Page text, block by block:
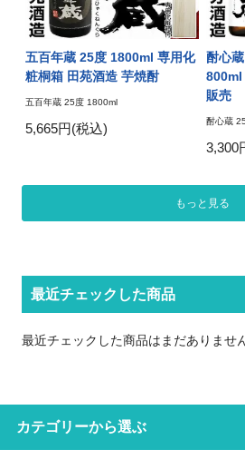
五百年蔵 25度 1800ml 専用化
粧桐箱 田苑酒造 芋焼酎
五百年蔵 25度 1800ml
5,665円(税込)
酎心
800ml
販売
酎心蔵
3,300
もっと見る
最近チェックした商品
最近チェックした商品はまだありませ
カテゴリーから選ぶ